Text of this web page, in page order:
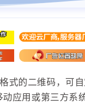
式的二维码，可
应用或第三方系统